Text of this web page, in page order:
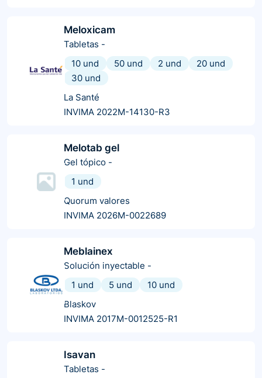
Meloxicam
Tabletas -
10 und
50 und 2 und
20 und
30 und
La Santé
INVIMA 2022M-14130-R3
Melotab gel
Gel tópico -
1 und
Quorum valores
INVIMA 2026M-0022689
Meblainex
Solución inyectable -
1 und
5 und
10 und
Blaskov
INVIMA 2017M-0012525-R1
Isavan
Tabletas -